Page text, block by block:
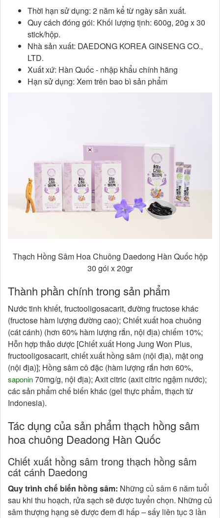
Thời hạn sử dụng: 2 năm kể từ ngày sản xuất.
Quy cách đóng gói: Khối lượng tịnh: 600g, 20g x 30
stick/hộp.
Nhà sản xuất: DAEDONG KOREA GINSENG CO.,
LTD.
Xuất xứ: Hàn Quốc - nhập khẩu chính hãng
Hạn sử dụng: Xem trên bao bì sản phẩm
Thạch Hồng Sâm Hoa Chuông Daedong Hàn Quốc hộp
30 gói x 20gr
Thành phần chính trong sản phẩm
Nước tinh khiết, fructooligosacarit, đường fructose khác
(fructose hàm lượng đường cao); Chiết xuất hoa chuông
(cát cánh) (hơn 60% hàm lượng rắn, nội địa) chiếm 10%;
Hỗn hợp thảo dược [Chiết xuất Hong Jung Won Plus,
fructooligosacarit, chiết xuất hồng sâm (nội địa), mật ong
(nội địa)]; Hồng sâm cô đặc (hàm lượng rắn hơn 60%,
saponin70mg/g, nội địa); Axit citric (axit citric ngậm nước);
các sản phẩm chế biến khác (gel thực phẩm, thạch từ
Indonesia).
Tác dụng của sản phẩm thạch hồng sâm
hoa chuông Deadong Hàn Quốc
Chiết xuất hồng sâm trong thạch hồng sâm
cát cánh Daedong
Quy trình chế biến hồng sâm: Những củ sâm 6 năm tuổi
sau khi thu hoạch, rửa sạch sẽ được tuyển chọn. Những củ
sâm thượng hạng sẽ được đem đi hấp – sấy liên tục 3 lần